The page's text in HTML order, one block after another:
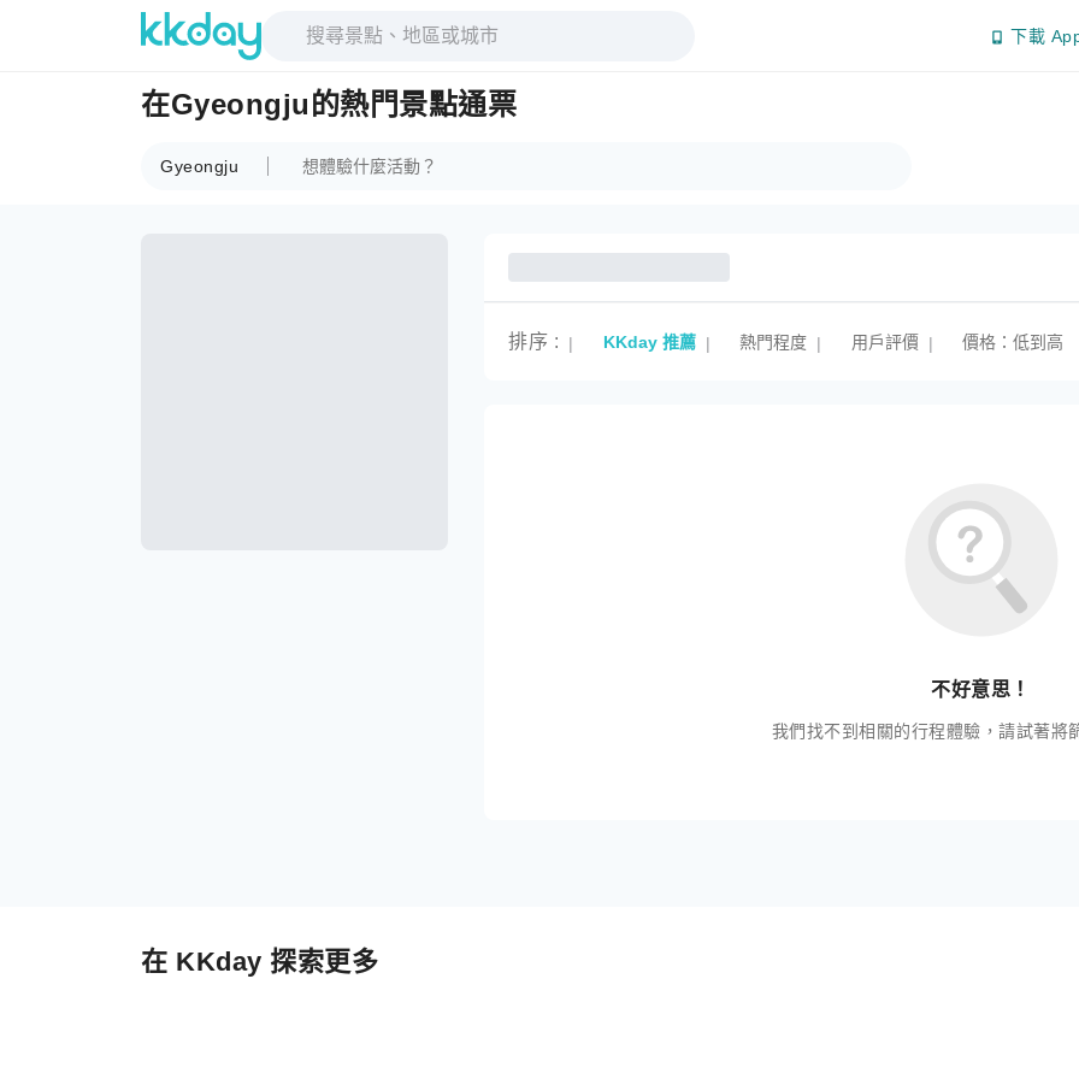
下載
在Gyeongju的熱門景點通票
Gyeongju
排序 : | KKday 推薦 | 熱門程度 | 用戶評價 | 價格：低到高
不好意思！
我們找不到相關的行程體驗，請試著將
在 KKday 探索更多